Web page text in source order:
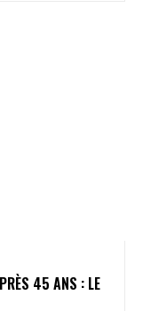
45 ANS : LE